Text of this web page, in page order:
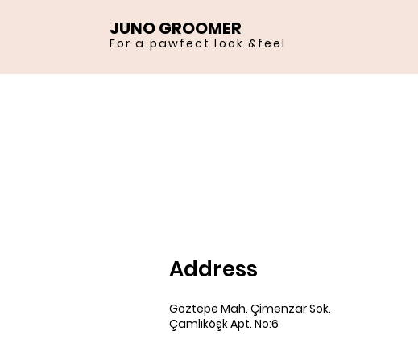
JUNO GROOMER
For a pawfect look &feel
Address
Göztepe Mah. Çimenzar Sok.
Çamlıköşk Apt. No:6